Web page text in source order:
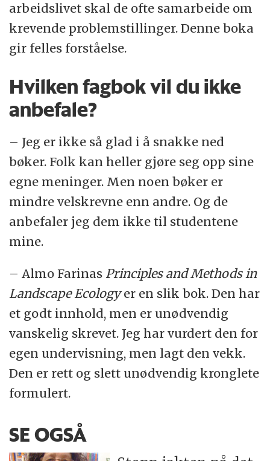
arbeidslivet skal de ofte samarbeide om
krevende problemstillinger. Denne boka
gir felles forståelse.
Hvilken fagbok vil du ikke
anbefale?
– Jeg er ikke så glad i å snakke ned
bøker. Folk kan heller gjøre seg opp sine
egne meninger. Men noen bøker er
mindre velskrevne enn andre. Og de
anbefaler jeg dem ikke til studentene
mine.
– Almo Farinas Principles and Methods in
Landscape Ecologyer en slik bok. Den har
et godt innhold, men er unødvendig
vanskelig skrevet. Jeg har vurdert den for
egen undervisning, men lagt den vekk.
Den er rett og slett unødvendig kronglete
formulert.
SE OGSÅ